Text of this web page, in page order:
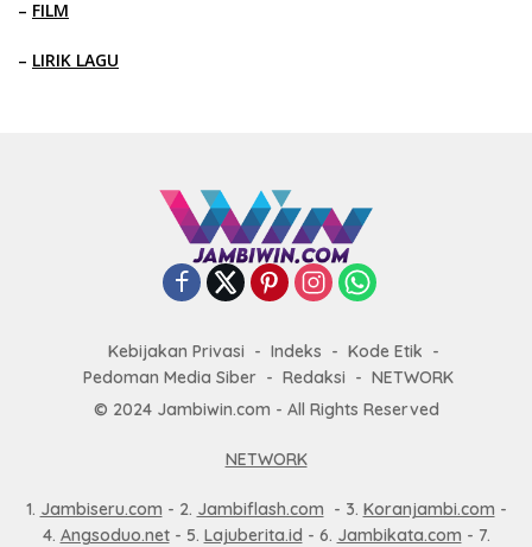
– FILM
– LIRIK LAGU
Kebijakan Privasi Indeks
Kode Etik
Pedoman Media Siber
Redaksi
NETWORK
© 2024 Jambiwin.com - All Rights Reserved
NETWORK
1. Jambiseru.com - 2. Jambiflash.com - 3. Koranjambi.com -
4. Angsoduo.net- 5. Lajuberita.id - 6. Jambikata.com - 7.